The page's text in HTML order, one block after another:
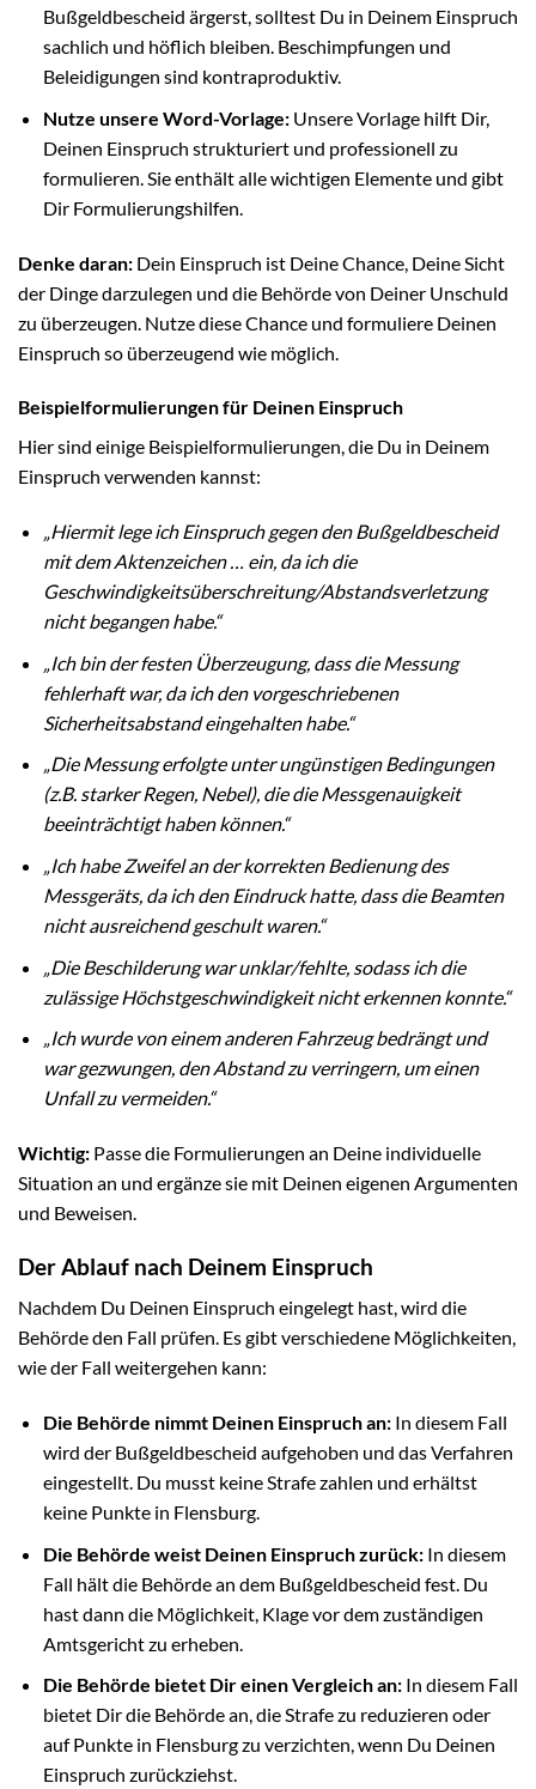
Bußgeldbescheid ärgerst, solltest Du in Deinem Einspruch
sachlich und höflich bleiben. Beschimpfungen und
Beleidigungen sind kontraproduktiv.
Nutze unsere Word-Vorlage:Unsere Vorlage hilft Dir,
Deinen Einspruch strukturiert und professionell zu
formulieren. Sie enthält alle wichtigen Elemente und gibt
Dir Formulierungshilfen.
Denke daran: Dein Einspruch ist Deine Chance, Deine Sicht
der Dinge darzulegen und die Behörde von Deiner Unschuld
zu überzeugen. Nutze diese Chance und formuliere Deinen
Einspruch so überzeugend wie möglich.
Beispielformulierungen für Deinen Einspruch
Hier sind einige Beispielformulierungen, die Du in Deinem
Einspruch verwenden kannst:
„Hiermit lege ich Einspruch gegen den Bußgeldbescheid
mit dem Aktenzeichen … ein, da ich die
Geschwindigkeitsüberschreitung/Abstandsverletzung
nicht begangen habe.“
„Ich bin der festen Überzeugung, dass die Messung
fehlerhaft war, da ich den vorgeschriebenen
Sicherheitsabstand eingehalten habe.“
„Die Messung erfolgte unter ungünstigen Bedingungen
(z.B. starker Regen, Nebel), die die Messgenauigkeit
beeinträchtigt haben können.“
„Ich habe Zweifel an der korrekten Bedienung des
Messgeräts, da ich den Eindruck hatte, dass die Beamten
nicht ausreichend geschult waren.“
„Die Beschilderung war unklar/fehlte, sodass ich die
zulässige Höchstgeschwindigkeit nicht erkennen konnte.“
„Ich wurde von einem anderen Fahrzeug bedrängt und
war gezwungen, den Abstand zu verringern, um einen
Unfall zu vermeiden.“
Wichtig: Passe die Formulierungen an Deine individuelle
Situation an und ergänze sie mit Deinen eigenen Argumenten
und Beweisen.
Der Ablauf nach Deinem Einspruch
Nachdem Du Deinen Einspruch eingelegt hast, wird die
Behörde den Fall prüfen. Es gibt verschiedene Möglichkeiten,
wie der Fall weitergehen kann:
Die Behörde nimmt Deinen Einspruch an:In diesem Fall
wird der Bußgeldbescheid aufgehoben und das Verfahren
eingestellt. Du musst keine Strafe zahlen und erhältst
keine Punkte in Flensburg.
Die Behörde weist Deinen Einspruch zurück:In diesem
Fall hält die Behörde an dem Bußgeldbescheid fest. Du
hast dann die Möglichkeit, Klage vor dem zuständigen
Amtsgericht zu erheben.
Die Behörde bietet Dir einen Vergleich an:In diesem Fall
bietet Dir die Behörde an, die Strafe zu reduzieren oder
auf Punkte in Flensburg zu verzichten, wenn Du Deinen
Einspruch zurückziehst.